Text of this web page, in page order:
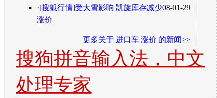
08-01-29
·[搜狐行情]受大雪影响 凯旋库存减少
涨价
更多关于 进口车 涨价 的新闻>>
搜狗拼音输入法，中文
处理专家